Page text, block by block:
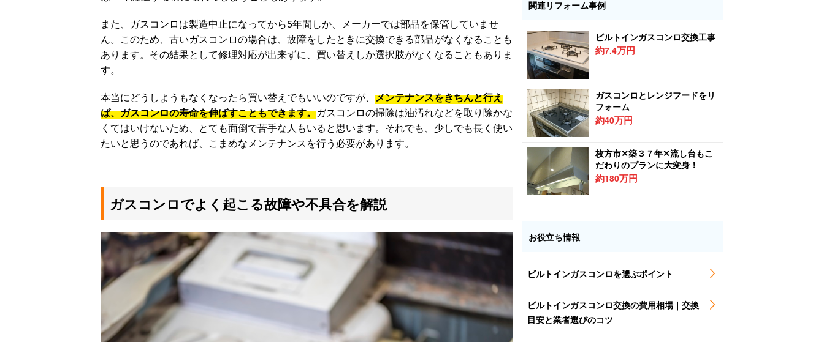
また、ガスコンロは製造中止になってから5年間しか、メーカーでは部品を保管していませ
ん。このため、古いガスコンロの場合は、故障をしたときに交換できる部品がなくなることも
あります。その結果として修理対応が出来ずに、買い替えしか選択肢がなくなることもありま
す。
本当にどうしようもなくなったら買い替えでもいいのですが、 メンテナンスをきちんと行え
ば、ガスコンロの寿命を伸ばすこともできます。ガスコンロの掃除は油汚れなどを取り除かな
くてはいけないため、とても面倒で苦手な人もいると思います。それでも、少しでも長く使い
たいと思うのであれば、こまめなメンテナンスを行う必要があります。
ガスコンロでよく起こる故障や不具合を解説
関連リフォーム事例
ビルトインガスコンロ交換工事
約7.4万円
ガスコンロとレンジフードをリ
フォーム
約40万円
枚方市✕築３７年✕流し台もこ
だわりのプランに大変身！
約180万円
お役立ち情報
ビルトインガスコンロを選ぶポイント
ビルトインガスコンロ交換の費用相場｜交換
目安と業者選びのコツ